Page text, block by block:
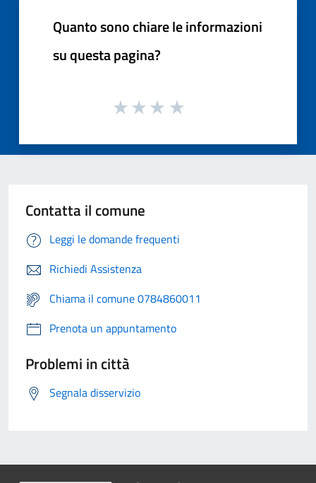
Quanto sono chiare le informazioni
su questa pagina?
Contatta il comune
Leggi le domande frequenti
Richiedi Assistenza
Chiama il comune 0784860011
Prenota un appuntamento
Problemi in città
Segnala disservizio